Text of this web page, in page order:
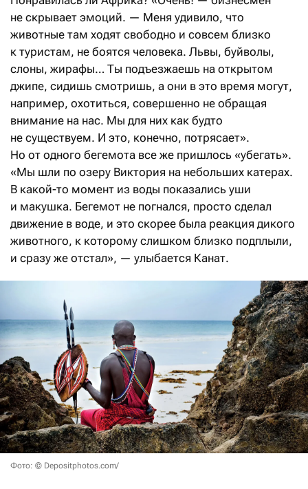
не скрывает эмоций. — Меня удивило, что
животные там ходят свободно и совсем близко
к туристам, не боятся человека. Львы, буйволы,
слоны, жирафы… Ты подъезжаешь на открытом
джипе, сидишь смотришь, а они в это время могут,
например, охотиться, совершенно не обращая
внимание на нас. Мы для них как будто
не существуем. И это, конечно, потрясает».
Но от одного бегемота все же пришлось «убегать».
«Мы шли по озеру Виктория на небольших катерах.
В какой-то момент из воды показались уши
и макушка. Бегемот не погнался, просто сделал
движение в воде, и это скорее была реакция дикого
животного, к которому слишком близко подплыли,
и сразу же отстал», — улыбается Канат.
Фото: © Depositphotos.com/